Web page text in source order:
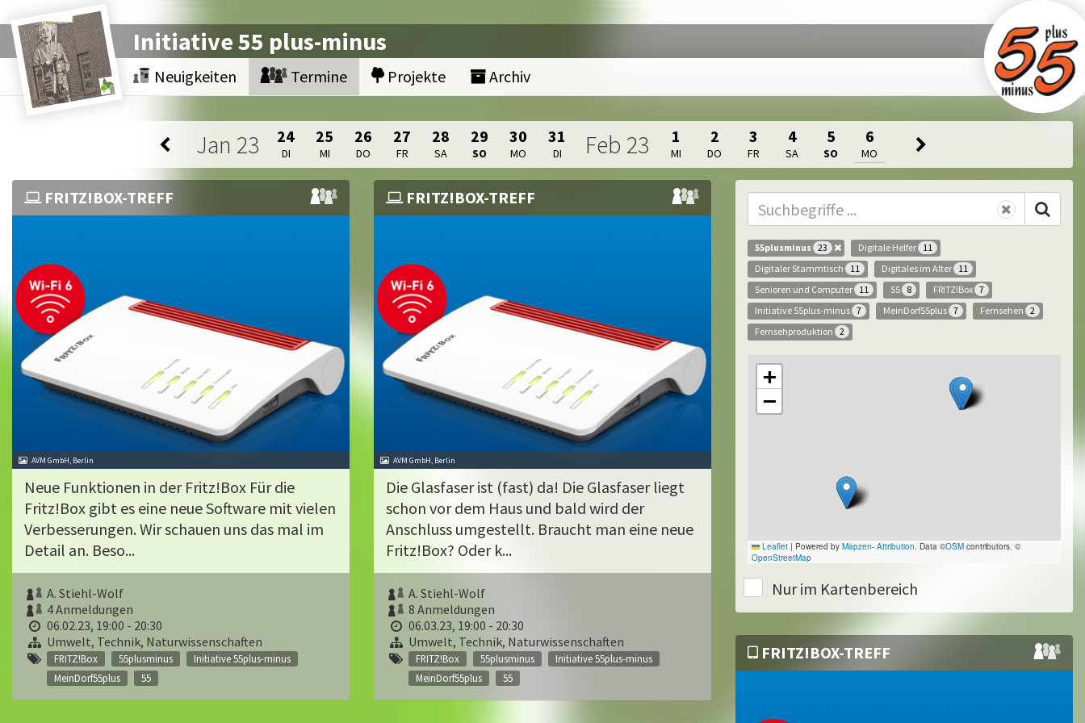
Initiative 55 plus-minus
Neuigkeiten Termine Projekte Archiv
Jan 23 24
DI
25
MI
26
DO
27
FR
28
SA
29
SO
30
MO
31
DI Feb 23 1
MI
2
DO
3
FR
4
SA
5
SO
6
MO
55plusminus 23 Digitale Helfer 11
Digitaler Stammtisch
11 Digitales im Alter 11
Senioren und Computer 11 55 8 FRITZ!Box 7
Initiative 55plus-minus 7 MeinDorf55plus 7 Fernsehen 2
Fernsehproduktion 2
+
−
Leaflet | Powered by Mapzen- Attribution. Data ©OSM contributors. ©
OpenStreetMap
Nur im Kartenbereich
FRITZ!BOX-TREFF
AVM GmbH, Berlin
Neue Funktionen in der Fritz!Box Für die
Fritz!Box gibt es eine neue Software mit vielen
Verbesserungen. Wir schauen uns das mal im
Detail an. Beso...
A. Stiehl-Wolf
4 Anmeldungen
06.02.23, 19:00 - 20:30
Umwelt, Technik, Naturwissenschaften
FRITZ!Box 55plusminus
Initiative 55plus-minus
MeinDorf55plus
55
FRITZ!BOX-TREFF
AVM GmbH, Berlin
Die Glasfaser ist (fast) da! Die Glasfaser liegt
schon vor dem Haus und bald wird der
Anschluss umgestellt. Braucht man eine neue
Fritz!Box? Oder k...
A. Stiehl-Wolf
8 Anmeldungen
06.03.23, 19:00 - 20:30
Umwelt, Technik, Naturwissenschaften
FRITZ!Box 55plusminus
Initiative 55plus-minus
MeinDorf55plus
55
FRITZ!BOX-TREFF